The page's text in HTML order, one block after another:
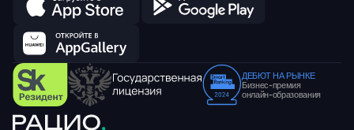
ДЕБЮТ НА РЫНКЕ
Бизнес-премия
онлайн-образования